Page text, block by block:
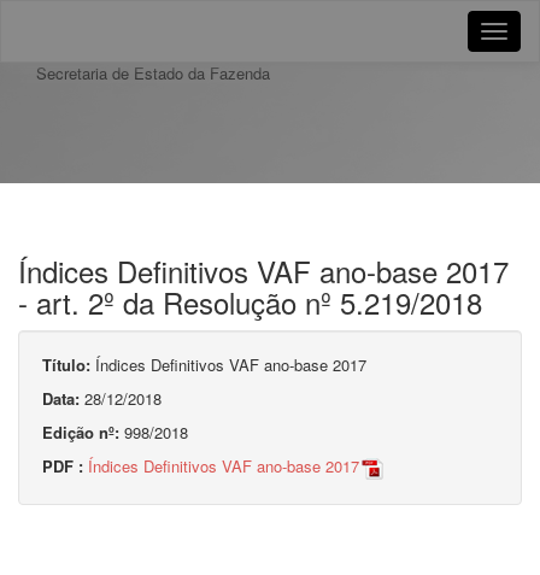
Toggle
Secretaria de Estado da Fazenda
Índices Definitivos VAF ano-base 2017
- art. 2º da Resolução nº 5.219/2018
Título: Índices Definitivos VAF ano-base 2017
Data: 28/12/2018
Edição nº: 998/2018
PDF : Índices Definitivos VAF ano-base 2017